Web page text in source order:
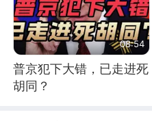
08:54
普京犯下大错，已走进死
胡同？